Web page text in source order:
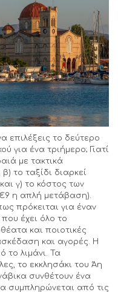
επιλέξεις το δεύτερο
για ένα τριήμερο; Γιατί
με τακτικά
το ταξίδι διαρκεί
γ) το κόστος των
€9 η απλή μετάβαση).
πρόκειται για έναν
έχει όλο το
και ποιοτικές
και αγορές. Η
το λιμάνι. Τα
το εκκλησάκι του Άη
συνθέτουν ένα
συμπληρώνεται από τις